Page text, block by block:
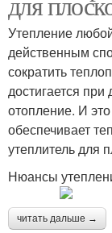
Утепление
действенным
сократить
достигается
отопление. И
обеспечивает
утеплитель для
Нюансы
читать дальше →